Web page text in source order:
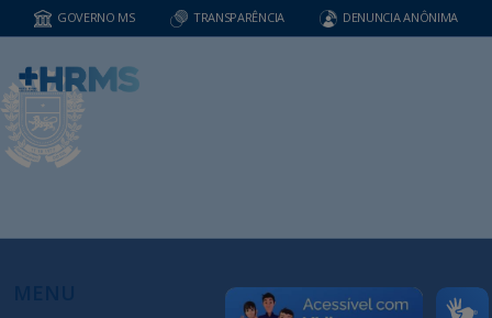
GOVERNO MS TRANSPARÊNCIA DENUNCIA ANÔNIMA